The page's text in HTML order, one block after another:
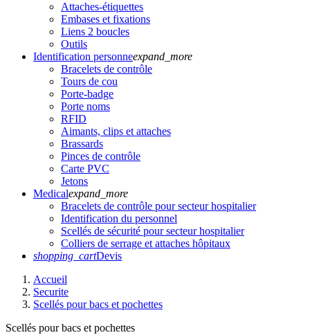
Attaches-étiquettes
Embases et fixations
Liens 2 boucles
Outils
Identification personneexpand_more
Bracelets de contrôle
Tours de cou
Porte-badge
Porte noms
RFID
Aimants, clips et attaches
Brassards
Pinces de contrôle
Carte PVC
Jetons
Medicalexpand_more
Bracelets de contrôle pour secteur hospitalier
Identification du personnel
Scellés de sécurité pour secteur hospitalier
Colliers de serrage et attaches hôpitaux
shopping_cartDevis
Accueil
Securite
Scellés pour bacs et pochettes
Scellés pour bacs et pochettes